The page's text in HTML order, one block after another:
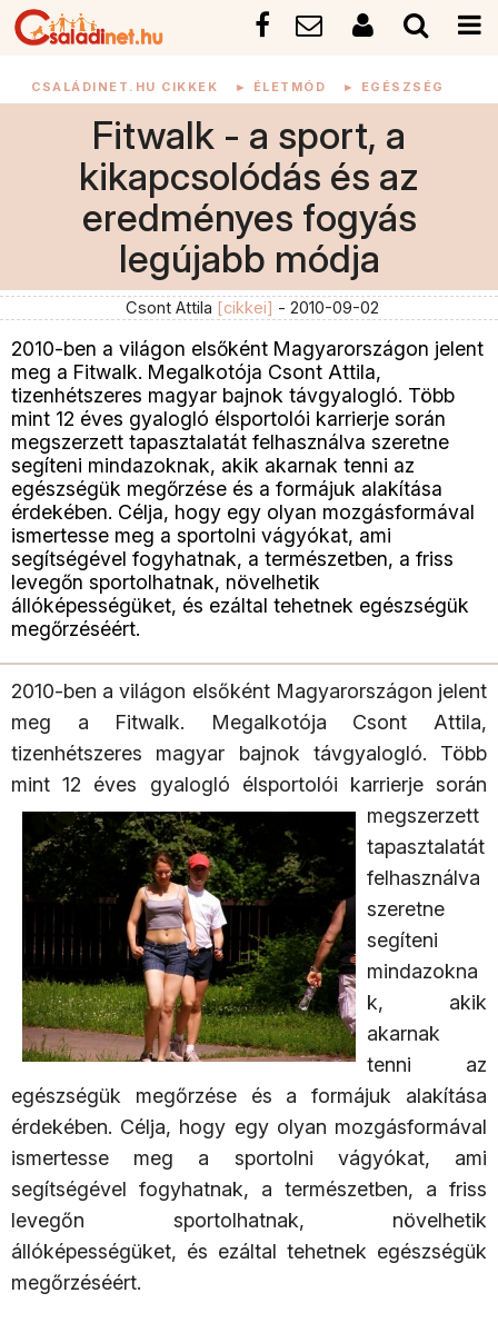
CSALÁDINET.HU CIKKEK ► ÉLETMÓD ► EGÉSZSÉG
Fitwalk - a sport, a
kikapcsolódás és az
eredményes fogyás
legújabb módja
Csont Attila [cikkei] - 2010-09-02
2010-ben a világon elsőként Magyarországon jelent
meg a Fitwalk. Megalkotója Csont Attila,
tizenhétszeres magyar bajnok távgyalogló. Több
mint 12 éves gyalogló élsportolói karrierje során
megszerzett tapasztalatát felhasználva szeretne
segíteni mindazoknak, akik akarnak tenni az
egészségük megőrzése és a formájuk alakítása
érdekében. Célja, hogy egy olyan mozgásformával
ismertesse meg a sportolni vágyókat, ami
segítségével fogyhatnak, a természetben, a friss
levegőn sportolhatnak, növelhetik
állóképességüket, és ezáltal tehetnek egészségük
megőrzéséért.
2010-ben a világon elsőként Magyarországon jelent
meg a Fitwalk. Megalkotója Csont Attila,
tizenhétszeres magyar bajnok távgyalogló. Több
mint 12 éves gyalogló élsportolói karrierje során
megszerzett
tapasztalatát
felhasználva
szeretne
segíteni
mindazokna
k, akik
akarnak
tenni az
egészségük megőrzése és a formájuk alakítása
érdekében. Célja, hogy egy olyan mozgásformával
ismertesse meg a sportolni vágyókat, ami
segítségével fogyhatnak, a természetben, a friss
levegőn sportolhatnak, növelhetik
állóképességüket, és ezáltal tehetnek egészségük
megőrzéséért.